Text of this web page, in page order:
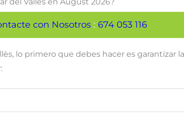
del Vallès en August 2026?
con Nosotros: 674 053 116
lo primero que debes hacer es